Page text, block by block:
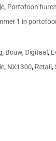
, Portofoon
1 in
, Bouw, Digitaal,
, NX1300, Retail,